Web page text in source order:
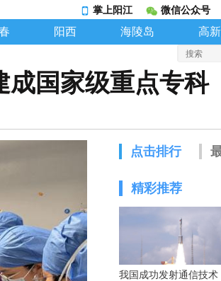
掌上阳江 微信公众号
阳西 海陵岛 高
成国家级重点专科
点击排行
精彩推荐
我国成功发射通信技术